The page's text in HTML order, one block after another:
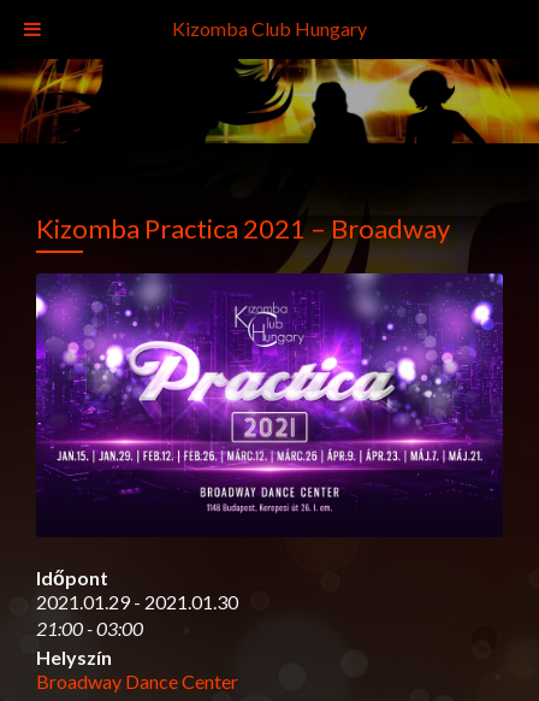
Kizomba Practica 2021 – Broadway
Időpont
2021.01.29 - 2021.01.30
21:00 - 03:00
Helyszín
Broadway Dance Center
Kizomba Club Hungary